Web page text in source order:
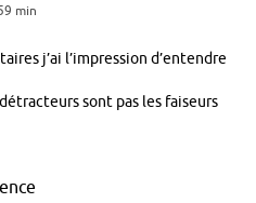
min
j’ai l’impression d’entendre
sont pas les faiseurs